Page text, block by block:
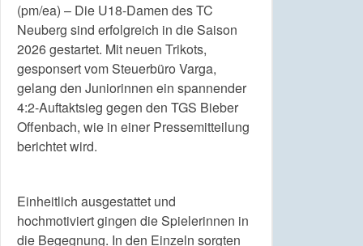
(pm/ea) – Die U18-Damen des TC
Neuberg sind erfolgreich in die Saison
2026 gestartet. Mit neuen Trikots,
gesponsert vom Steuerbüro Varga,
gelang den Juniorinnen ein spannender
4:2-Auftaktsieg gegen den TGS Bieber
Offenbach, wie in einer Pressemitteilung
berichtet wird.
Einheitlich ausgestattet und
hochmotiviert gingen die Spielerinnen in
die Begegnung. In den Einzeln sorgten